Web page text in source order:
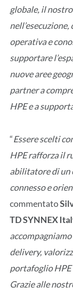
globale, il
operativa e
supportare
nuove aree
partner a
HPE e a
“Essere scelti
HPE rafforza il
abilitatore di un
connesso e
commentato
TD SYNNEX
delivery,
portafoglio
Grazie alle